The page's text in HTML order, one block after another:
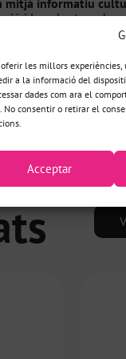
oferir les millors
a la informació del
dades com ara el
No consentir o retirar el
Acceptar
i la cobertura de
activitats de
personalitzada
i equipaments.
disposat un gran
un chatbot
li
a nivell